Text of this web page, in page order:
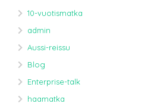
10-vuotismatka
admin
Aussi-reissu
Blog
Enterprise-talk
haamatka